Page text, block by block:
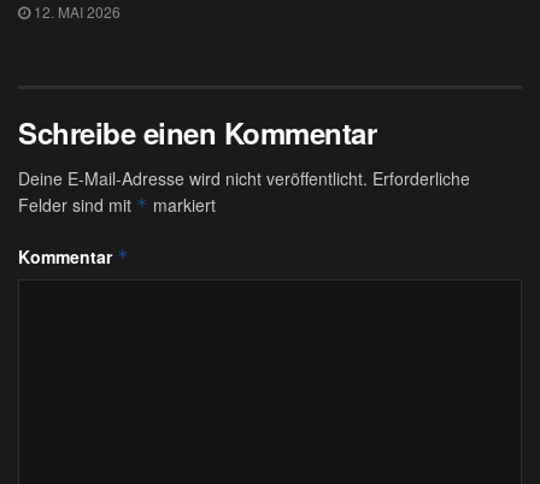
12. MAI 2026
Schreibe einen Kommentar
Deine E-Mail-Adresse wird nicht veröffentlicht. Erforderliche
Felder sind mit * markiert
Kommentar *